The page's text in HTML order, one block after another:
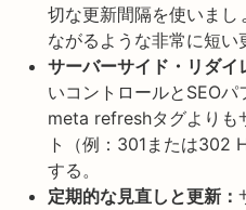
切な更新間隔を使いまし
ながるような非常に短い
サーバーサイド・リダイ
いコントロールとSEOパ
meta refreshタグよりも
ト（例：301または302
する。
定期的な見直しと更新：